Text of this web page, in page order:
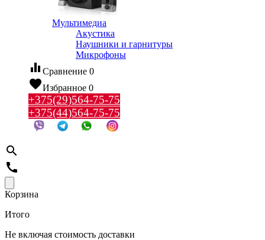
Мультимедиа
Акустика
Наушники и гарнитуры
Микрофоны
equalizer Сравнение 0
favoriteИзбранное 0
+375(29)564-75-75
+375(44)564-75-75
search
call
Корзина
Итого
Не включая стоимость доставки